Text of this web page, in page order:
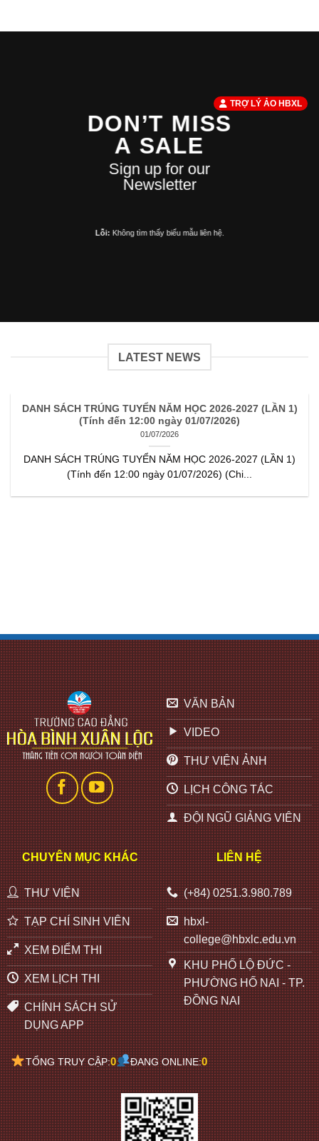
DON’T MISS
A SALE
Sign up for our
Newsletter
Lỗi: Không tìm thấy biểu mẫu liên hệ.
LATEST NEWS
DANH SÁCH TRÚNG TUYỂN NĂM HỌC 2026-2027 (LẦN 1)
(Tính đến 12:00 ngày 01/07/2026)
01/07/2026
DANH SÁCH TRÚNG TUYỂN NĂM HỌC 2026-2027 (LẦN 1)
(Tính đến 12:00 ngày 01/07/2026) (Chi...
VĂN BẢN
VIDEO
THƯ VIỆN ẢNH
LỊCH CÔNG TÁC
ĐỘI NGŨ GIẢNG VIÊN
CHUYÊN MỤC KHÁC
THƯ VIỆN
TẠP CHÍ SINH VIÊN
XEM ĐIỂM THI
XEM LỊCH THI
CHÍNH SÁCH SỬ
DỤNG APP
LIÊN HỆ
(+84) 0251.3.980.789
hbxl-
college@hbxlc.edu.vn
KHU PHỐ LỘ ĐỨC -
PHƯỜNG HỐ NAI - TP.
ĐỒNG NAI
TỔNG TRUY CẬP:0 ĐANG ONLINE:0
TRỢ LÝ ẢO HBXL